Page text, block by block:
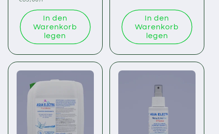
In den
Warenkorb
legen
In den
Warenkorb
legen